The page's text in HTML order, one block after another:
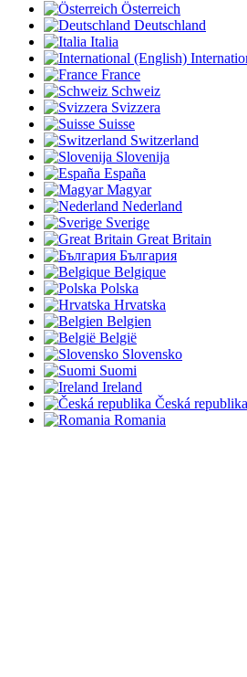
Österreich
Deutschland
Italia
France
Schweiz
Svizzera
Suisse
Switzerland
Slovenija
España
Magyar
Nederland
Sverige
Great Britain
България
Belgique
Polska
Hrvatska
Belgien
België
Slovensko
Suomi
Ireland
Česká republika
Romania